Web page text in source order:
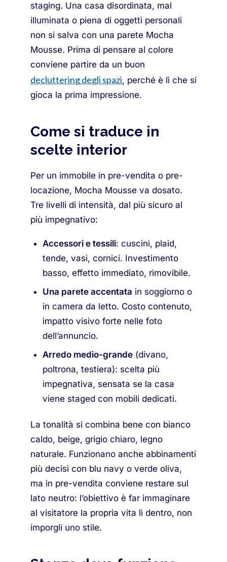
staging. Una casa disordinata, mal
illuminata o piena di oggetti personali
non si salva con una parete Mocha
Mousse. Prima di pensare al colore
conviene partire da un buon
decluttering degli spazi, perché è lì che si
gioca la prima impressione.
Come si traduce in
scelte interior
Per un immobile in pre-vendita o pre-
locazione, Mocha Mousse va dosato.
Tre livelli di intensità, dal più sicuro al
più impegnativo:
Accessori e tessili: cuscini, plaid,
tende, vasi, cornici. Investimento
basso, effetto immediato, rimovibile.
Una parete accentata in soggiorno o
in camera da letto. Costo contenuto,
impatto visivo forte nelle foto
dell’annuncio.
Arredo medio-grande (divano,
poltrona, testiera): scelta più
impegnativa, sensata se la casa
viene staged con mobili dedicati.
La tonalità si combina bene con bianco
caldo, beige, grigio chiaro, legno
naturale. Funzionano anche abbinamenti
più decisi con blu navy o verde oliva,
ma in pre-vendita conviene restare sul
lato neutro: l’obiettivo è far immaginare
al visitatore la propria vita lì dentro, non
imporgli uno stile.